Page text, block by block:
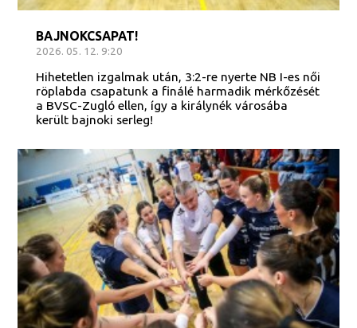
BAJNOKCSAPAT!
2026. 05. 12. 9:20
Hihetetlen izgalmak után, 3:2-re nyerte NB I-es női
röplabda csapatunk a finálé harmadik mérkőzését
a BVSC-Zugló ellen, így a királynék városába
került bajnoki serleg!